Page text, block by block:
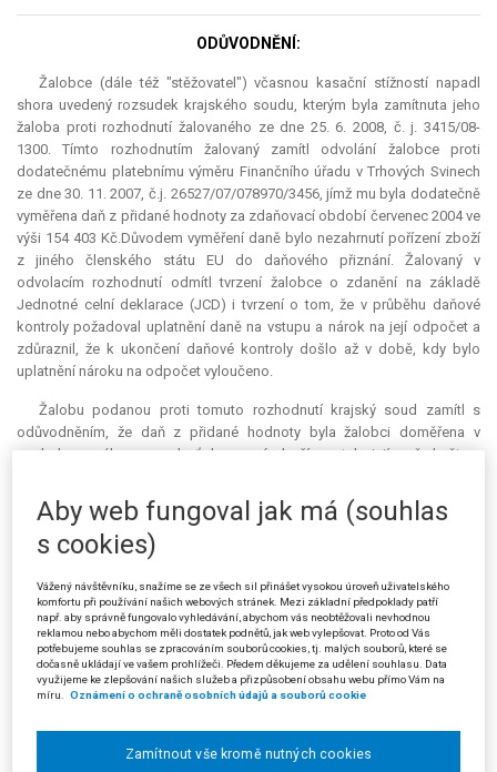
ODŮVODNĚNÍ:
Žalobce (dále též "stěžovatel") včasnou kasační stížností napadl
shora uvedený rozsudek krajského soudu, kterým byla zamítnuta jeho
žaloba proti rozhodnutí žalovaného ze dne 25. 6. 2008, č. j. 3415/08-
1300. Tímto rozhodnutím žalovaný zamítl odvolání žalobce proti
dodatečnému platebnímu výměru Finančního úřadu v Trhových Svinech
ze dne 30. 11. 2007, č.j. 26527/07/078970/3456, jímž mu byla dodatečně
vyměřena daň z přidané hodnoty za zdaňovací období červenec 2004 ve
výši 154 403 Kč.Důvodem vyměření daně bylo nezahrnutí pořízení zboží
z jiného členského státu EU do daňového přiznání. Žalovaný v
odvolacím rozhodnutí odmítl tvrzení žalobce o zdanění na základě
Jednotné celní deklarace (JCD) i tvrzení o tom, že v průběhu daňové
kontroly požadoval uplatnění daně na vstupu a nárok na její odpočet a
zdůraznil, že k ukončení daňové kontroly došlo až v době, kdy bylo
uplatnění nároku na odpočet vyloučeno.
Žalobu podanou proti tomuto rozhodnutí krajský soud zamítl s
odůvodněním, že daň z přidané hodnoty byla žalobci doměřena v
souladu se zákonem, neboť dovezené zboží se stalo jejím předmětem
hodnoty, ve znění pozdějších předpisů (dále jen "zákon o DPH") a podle
§ 25 odst. 1 a § 108 odst. 1 písm. f) téhož zákona žalobci vznikla
povinnost daň přiznat a zaplatit. Při posouzení lhůty pro uplatnění
nároku na odpočet vycházel krajský soud z ust. § 73 odst. 11 zákona o
DPH, jako ze speciální úpravy ve vztahu ke lhůtě uvedené v § 47 odst. 1,
2 zákona č. 337/1992 Sb., o správě daní a poplatků, ve znění pozdějších
předpisů (dále jen "daňový řád"). Stejně tak je speciálním ustanovením §
103 odst. 2 zákona o DPH upravující podání dodatečného daňového
přiznání ve vztahu k ust. § 41 odst. 2 daňového řádu. Žalobní námitku
porušení § 16 odst. 8 daňového řádu označil krajský soud za
Stěžovatel proti tomu v kasační stížnosti namítá nesprávné
Aby web fungoval jak má (souhlas
s cookies)
Vážený návštěvníku, snažíme se ze všech sil přinášet vysokou úroveň uživatelského
komfortu při používání našich webových stránek. Mezi základní předpoklady patří
např. aby správně fungovalo vyhledávání, abychom vás neobtěžovali nevhodnou
reklamou nebo abychom měli dostatek podnětů, jak web vylepšovat. Proto od Vás
potřebujeme souhlas se zpracováním souborů cookies, tj. malých souborů, které se
dočasně ukládají ve vašem prohlížeči. Předem děkujeme za udělení souhlasu. Data
využijeme ke zlepšování našich služeb a přizpůsobení obsahu webu přímo Vám na
míru.
Oznámení o ochraně osobních údajů a souborů cookie
Zamítnout vše kromě nutných cookies